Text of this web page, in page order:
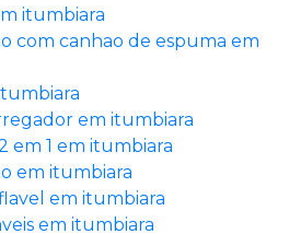
itumbiara
com canhao de espuma em
em itumbiara
em 1 em itumbiara
em itumbiara
em itumbiara
em itumbiara